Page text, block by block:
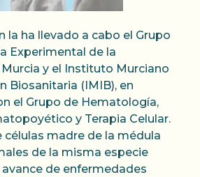
la ha llevado a cabo el Grupo
Experimental de la
y el Instituto Murciano
Biosanitaria (IMIB), en
el Grupo de Hematología,
y Terapia Celular.
células madre de la médula
de la misma especie
de enfermedades